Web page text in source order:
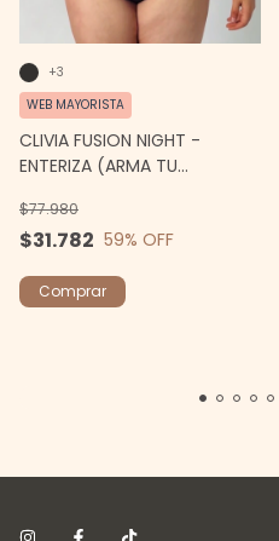
CLIVIA FUSION NIGHT -
ENTERIZA (ARMA TU
$31.782
$77.980
59% OFF
WEB MAYORISTA
+3
Comprar